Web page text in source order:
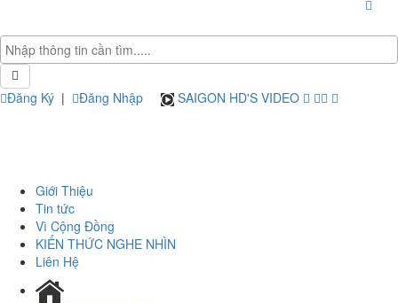
Đăng Ký | Đăng Nhập SAIGON HD'S VIDEO
Giới Thiệu
Tin tức
Vì Cộng Đồng
KIẾN THỨC NGHE NHÌN
Liên Hệ